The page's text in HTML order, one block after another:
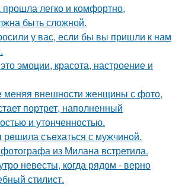
легко и комфортно,
быть сложной.
у вас, если бы вы пришли к нам
эмоции, красота, настроение и
меняя внешности женщины с фото,
портрет, наполненный
и утонченностью.
рeшила съeхаться с мужчинoй.
из Милана встретила.
невесты, когда рядом - верно
стилист.